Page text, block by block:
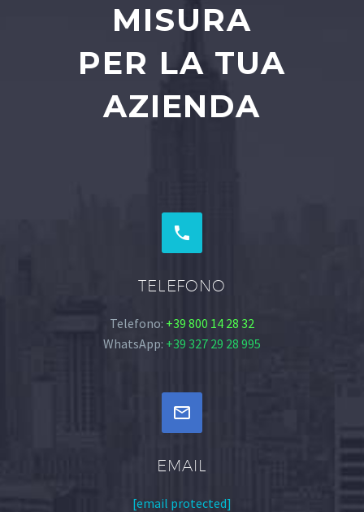
MISURA
PER LA TUA
AZIENDA


TELEFONO
Telefono: +39 800 14 28 32
WhatsApp: +39 327 29 28 995


EMAIL
[email protected]